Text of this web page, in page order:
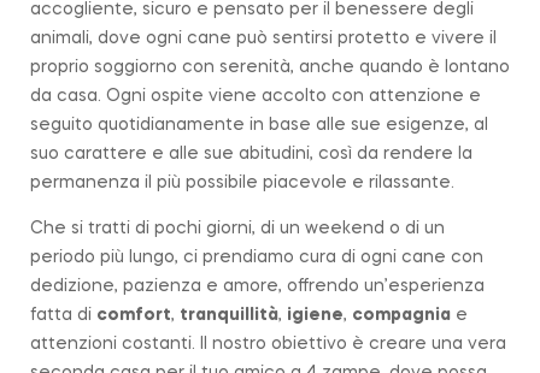
accogliente, sicuro e pensato per il benessere degli
animali, dove ogni cane può sentirsi protetto e vivere il
proprio soggiorno con serenità, anche quando è lontano
da casa. Ogni ospite viene accolto con attenzione e
seguito quotidianamente in base alle sue esigenze, al
suo carattere e alle sue abitudini, così da rendere la
permanenza il più possibile piacevole e rilassante.
Che si tratti di pochi giorni, di un weekend o di un
periodo più lungo, ci prendiamo cura di ogni cane con
dedizione, pazienza e amore, offrendo un’esperienza
fatta di comfort, tranquillità, igiene, compagnia e
attenzioni costanti. Il nostro obiettivo è creare una vera